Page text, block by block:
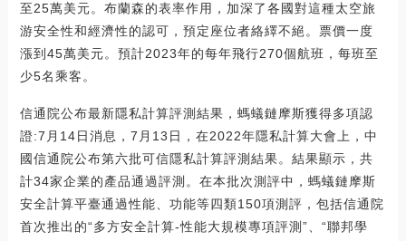
至25萬美元。布蘭森的表率作用，加深了各國對這種太空旅
游安全性和經濟性的認可，預定座位者絡繹不絕。票價一度
漲到45萬美元。預計2023年的每年飛行270個航班，每班至
少5名乘客。
信通院公布最新隱私計算評測結果，螞蟻鏈摩斯獲得多項認
證:7月14日消息，7月13日，在2022年隱私計算大會上，中
國信通院公布第六批可信隱私計算評測結果。結果顯示，共
計34家企業的產品通過評測。在本批次測評中，螞蟻鏈摩斯
安全計算平臺通過性能、功能等四類150項測評，包括信通院
首次推出的“多方安全計算-性能大規模專項評測”、“聯邦學